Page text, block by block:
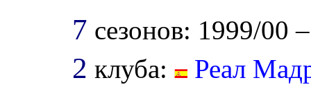
7 сезонов: 1999/00
2 клуба: Реал